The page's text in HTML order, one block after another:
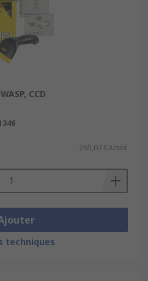
CCD
265,07 €/unité
techniques